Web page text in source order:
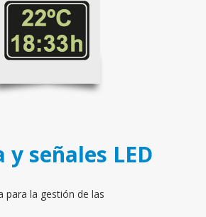
señales LED
para la gestión de las